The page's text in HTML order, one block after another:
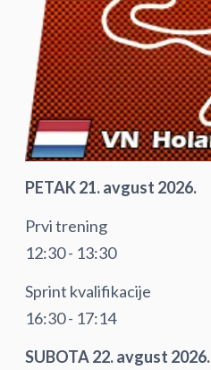
PETAK 21. avgust 2026.
Prvi trening
12:30 - 13:30
Sprint kvalifikacije
16:30 - 17:14
SUBOTA 22. avgust 2026.